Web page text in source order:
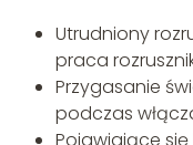
Utrudniony
praca
Przygasanie
podczas